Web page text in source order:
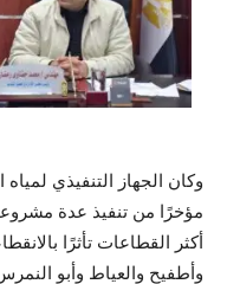
وكان الجهاز التنفيذي
مؤخرًا من تنفيذ عدة
أكثر القطاعات تأثرًا